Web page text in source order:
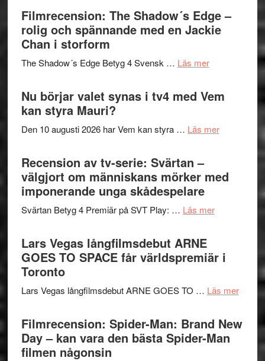
Pöntinen
avslutar
Scensommar
in
till
och
Filmrecension: The Shadow´s Edge –
rolig och spännande med en Jackie
Chan i storform
The Shadow´s Edge Betyg 4 Svensk … Läs merom
Shadow
Edge
och
en
i
Nu börjar valet synas i tv4 med Vem
kan styra Mauri?
Den 10 augusti 2026 har Vem kan styra … Läs merom
valet
synas
kan
Recension av tv-serie: Svärtan –
välgjort om människans mörker med
imponerande unga skådespelare
Svärtan Betyg 4 Premiär på SVT Play: … Läs merom
tv-
serie:
–
om
människans
Lars Vegas långfilmsdebut ARNE
GOES TO SPACE får världspremiär i
Toronto
Lars Vegas långfilmsdebut ARNE GOES TO … Läs merom
ARNE
Filmrecension: Spider-Man: Brand New
Day – kan vara den bästa Spider-Man
filmen någonsin